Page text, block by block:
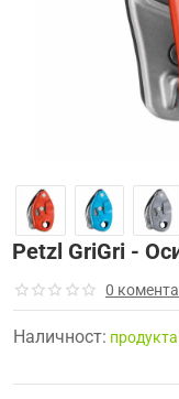
Petzl GriGri -
Наличност:
0